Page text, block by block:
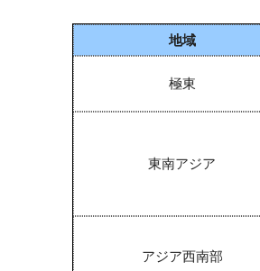
地域
極東
東南アジア
アジア西南部